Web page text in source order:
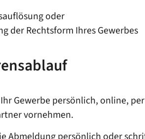
oder
der Rechtsform Ihres Gewerbes
Gewerbe persönlich, online,
vornehmen.